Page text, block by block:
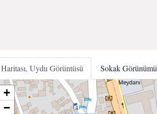
Haritası, Uydu Görüntüsü Sokak Görünümü
+
−